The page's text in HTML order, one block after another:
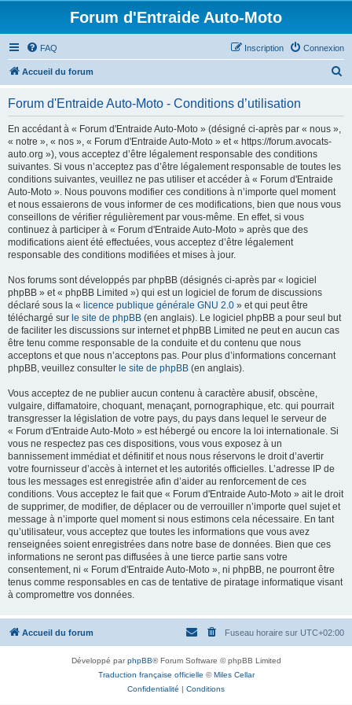
Forum d'Entraide Auto-Moto
FAQ Connexion
Inscription
Accueil du forum
Forum d'Entraide Auto-Moto - Conditions d’utilisation
En accédant à « Forum d'Entraide Auto-Moto » (désigné ci-après par « nous »,
« notre », « nos », « Forum d'Entraide Auto-Moto » et « https://forum.avocats-
auto.org »), vous acceptez d’être légalement responsable des conditions
suivantes. Si vous n’acceptez pas d’être légalement responsable de toutes les
conditions suivantes, veuillez ne pas utiliser et accéder à « Forum d'Entraide
Auto-Moto ». Nous pouvons modifier ces conditions à n’importe quel moment
et nous essaierons de vous informer de ces modifications, bien que nous vous
conseillons de vérifier régulièrement par vous-même. En effet, si vous
continuez à participer à « Forum d'Entraide Auto-Moto » après que des
modifications aient été effectuées, vous acceptez d’être légalement
responsable des conditions modifiées et mises à jour.
Nos forums sont développés par phpBB (désignés ci-après par « logiciel
phpBB » et « phpBB Limited ») qui est un logiciel de forum de discussions
déclaré sous la « licence publique générale GNU 2.0 » et qui peut être
téléchargé sur le site de phpBB (en anglais). Le logiciel phpBB a pour seul but
de faciliter les discussions sur internet et phpBB Limited ne peut en aucun cas
être tenu comme responsable de la conduite et du contenu que nous
acceptons et que nous n’acceptons pas. Pour plus d’informations concernant
phpBB, veuillez consulter le site de phpBB (en anglais).
Vous acceptez de ne publier aucun contenu à caractère abusif, obscène,
vulgaire, diffamatoire, choquant, menaçant, pornographique, etc. qui pourrait
transgresser la législation de votre pays, du pays dans lequel le serveur de
« Forum d'Entraide Auto-Moto » est hébergé ou encore la loi internationale. Si
vous ne respectez pas ces dispositions, vous vous exposez à un
bannissement immédiat et définitif et nous nous réservons le droit d’avertir
votre fournisseur d’accès à internet et les autorités officielles. L’adresse IP de
tous les messages est enregistrée afin d’aider au renforcement de ces
conditions. Vous acceptez le fait que « Forum d'Entraide Auto-Moto » ait le droit
de supprimer, de modifier, de déplacer ou de verrouiller n’importe quel sujet et
message à n’importe quel moment si nous estimons cela nécessaire. En tant
qu’utilisateur, vous acceptez que toutes les informations que vous avez
renseignées soient enregistrées dans notre base de données. Bien que ces
informations ne seront pas diffusées à une tierce partie sans votre
consentement, ni « Forum d'Entraide Auto-Moto », ni phpBB, ne pourront être
tenus comme responsables en cas de tentative de piratage informatique visant
à compromettre vos données.
Accueil du forum Fuseau horaire sur UTC+02:00
Développé parphpBB® Forum Software © phpBB Limited
Traduction française officielle ©Miles Cellar
Confidentialité | Conditions